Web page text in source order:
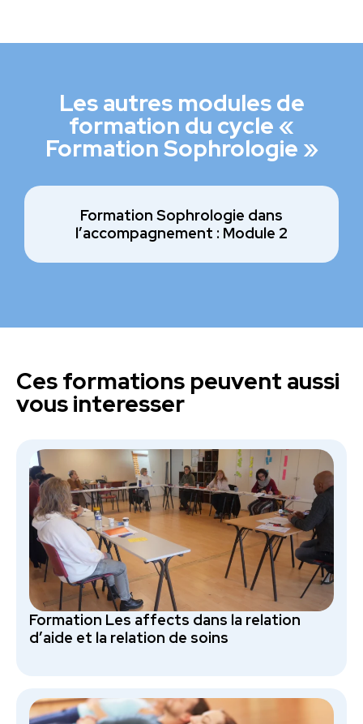
Les autres modules de
formation du cycle «
Formation Sophrologie »
Formation Sophrologie dans
l’accompagnement : Module 2
Ces formations peuvent aussi
vous interesser
Formation Les affects dans la relation
d’aide et la relation de soins